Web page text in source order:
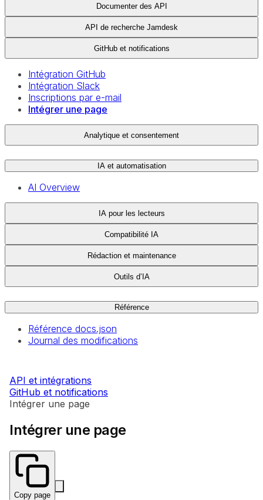
Documenter des API
API de recherche Jamdesk
GitHub et notifications
Intégration GitHub
Intégration Slack
Inscriptions par e-mail
Intégrer une page
Analytique et consentement
IA et automatisation
AI Overview
IA pour les lecteurs
Compatibilité IA
Rédaction et maintenance
Outils d’IA
Référence
Référence docs.json
Journal des modifications
API et intégrations
GitHub et notifications
Intégrer une page
Intégrer une page
Copy page